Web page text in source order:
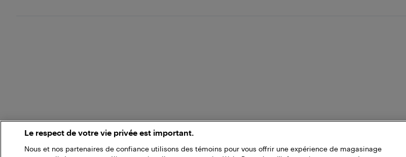
Le respect de votre vie privée est important.
Nous et nos partenaires de confiance utilisons des témoins pour vous offrir une expérience de magasinage